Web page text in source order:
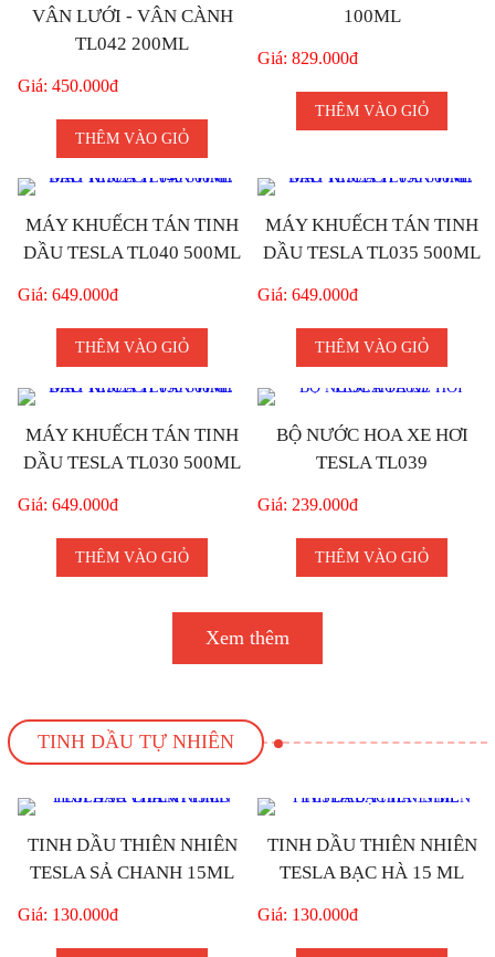
VÂN LƯỚI - VÂN CÀNH
TL042 200ML
Giá: 450.000đ
THÊM VÀO GIỎ
100ML
Giá: 829.000đ
THÊM VÀO GIỎ
MÁY KHUẾCH TÁN TINH
DẦU TESLA TL040 500ML
Giá: 649.000đ
THÊM VÀO GIỎ
MÁY KHUẾCH TÁN TINH
DẦU TESLA TL035 500ML
Giá: 649.000đ
THÊM VÀO GIỎ
MÁY KHUẾCH TÁN TINH
DẦU TESLA TL030 500ML
Giá: 649.000đ
THÊM VÀO GIỎ
BỘ NƯỚC HOA XE HƠI
TESLA TL039
Giá: 239.000đ
THÊM VÀO GIỎ
Xem thêm
TINH DẦU TỰ NHIÊN
TINH DẦU THIÊN NHIÊN
TESLA SẢ CHANH 15ML
Giá: 130.000đ
TINH DẦU THIÊN NHIÊN
TESLA BẠC HÀ 15 ML
Giá: 130.000đ